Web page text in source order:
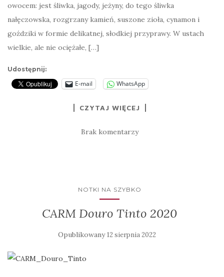
owocem: jest śliwka, jagody, jeżyny, do tego śliwka
nałęczowska, rozgrzany kamień, suszone zioła, cynamon i
goździki w formie delikatnej, słodkiej przyprawy. W ustach
wielkie, ale nie ociężałe, […]
Udostępnij:
E-mail WhatsApp
CZYTAJ WIĘCEJ
Brak komentarzy
NOTKI NA SZYBKO
CARM Douro Tinto 2020
Opublikowany12 sierpnia 2022